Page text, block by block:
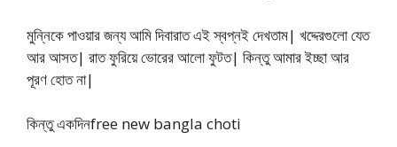
মুন্নিকে পাওয়ার জন্য আমি দিবারাত এই স্বপ্নই দেখতাম| খদ্দেরগুলো যেত
আর আসত| রাত ফুরিয়ে ভোরের আলো ফুটত| কিন্তু আমার ইচ্ছা আর
পূরণ হোত না|
কিন্তু একদিনfree new bangla choti